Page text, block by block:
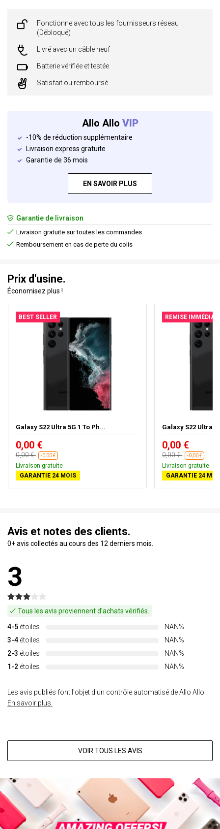
Fonctionne avec tous les fournisseurs réseau
(Débloqué)
Livré avec un câble neuf
Batterie vérifiée et testée
Satisfait ou remboursé
Allo Allo VIP
-10% de réduction supplémentaire
Livraison express gratuite
Garantie de 36 mois
EN SAVOIR PLUS
Garantie de livraison
Livraison gratuite sur toutes les commandes
Remboursement en cas de perte du colis
Prix d'usine.
Économisez plus !
BEST SELLER
Galaxy S22 Ultra 5G 1 To Ph...
0,00 €
0,00 € -0,00 €
Livraison gratuite
GARANTIE 24 MOIS
REMISE
Galaxy S22 Ultra
0,00 €
0,00 € -0,00 €
Livraison gratuite
GARANTIE 24
Avis et notes des clients.
0+ avis collectés au cours des 12 derniers mois.
3
Tous les avis proviennent d'achats vérifiés.
4-5 étoiles
NAN%
3-4 étoiles
NAN%
2-3 étoiles
NAN%
1-2 étoiles NAN%
Les avis publiés font l'objet d'un contrôle automatisé de Allo Allo.
En savoir plus.
VOIR TOUS LES AVIS